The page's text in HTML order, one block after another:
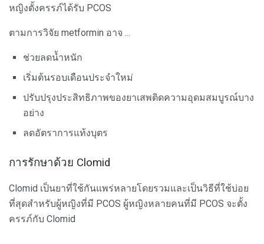
หญิงตั้งครรภ์ได้รับ PCOS
ตามการวิจัย metformin อาจ ...
ช่วยลดน้ำหนัก
เริ่มต้นรอบเดือนประจำใหม่
ปรับปรุงประสิทธิภาพของยาเสพติดความอุดมสมบูรณ์บาง
อย่าง
ลดอัตราการแท้งบุตร
การรักษาด้วย Clomid
Clomid เป็นยาที่ใช้กันแพร่หลายโดยรวมและเป็นวิธีที่ใช้บ่อย
ที่สุดสำหรับผู้หญิงที่มี PCOS ผู้หญิงหลายคนที่มี PCOS จะตั้ง
ครรภ์กับ Clomid